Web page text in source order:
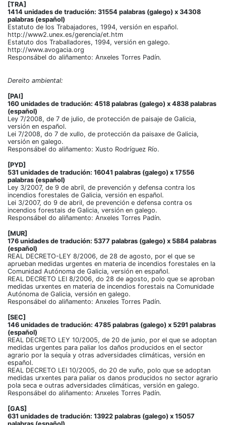
[TRA]
1414 unidades de tradución: 31554 palabras (galego) x 34308
palabras (español)
Estatuto de los Trabajadores, 1994, versión en español.
http://www2.unex.es/gerencia/et.htm
Estatuto dos Traballadores, 1994, versión en galego.
http://www.avogacia.org
Responsábel do aliñamento: Anxeles Torres Padín.
Dereito ambiental:
[PAI]
160 unidades de tradución: 4518 palabras (galego) x 4838 palabras
(español)
Ley 7/2008, de 7 de julio, de protección de paisaje de Galicia,
versión en español.
Lei 7/2008, do 7 de xullo, de protección da paisaxe de Galicia,
versión en galego.
Responsábel do aliñamento: Xusto Rodríguez Río.
[PYD]
531 unidades de tradución: 16041 palabras (galego) x 17556
palabras (español)
Ley 3/2007, de 9 de abril, de prevención y defensa contra los
incendios forestales de Galicia, versión en español.
Lei 3/2007, do 9 de abril, de prevención e defensa contra os
incendios forestais de Galicia, versión en galego.
Responsábel do aliñamento: Anxeles Torres Padín.
[MUR]
176 unidades de tradución: 5377 palabras (galego) x 5884 palabras
(español)
REAL DECRETO-LEY 8/2006, de 28 de agosto, por el que se
aprueban medidas urgentes en materia de incendios forestales en la
Comunidad Autónoma de Galicia, versión en español.
REAL DECRETO LEI 8/2006, do 28 de agosto, polo que se aproban
medidas urxentes en materia de incendios forestais na Comunidade
Autónoma de Galicia, versión en galego.
Responsábel do aliñamento: Anxeles Torres Padín.
[SEC]
146 unidades de tradución: 4785 palabras (galego) x 5291 palabras
(español)
REAL DECRETO LEY 10/2005, de 20 de junio, por el que se adoptan
medidas urgentes para paliar los daños producidos en el sector
agrario por la sequía y otras adversidades climáticas, versión en
español.
REAL DECRETO LEI 10/2005, do 20 de xuño, polo que se adoptan
medidas urxentes para paliar os danos producidos no sector agrario
pola seca e outras adversidades climáticas, versión en galego.
Responsábel do aliñamento: Anxeles Torres Padín.
[GAS]
631 unidades de tradución: 13922 palabras (galego) x 15057